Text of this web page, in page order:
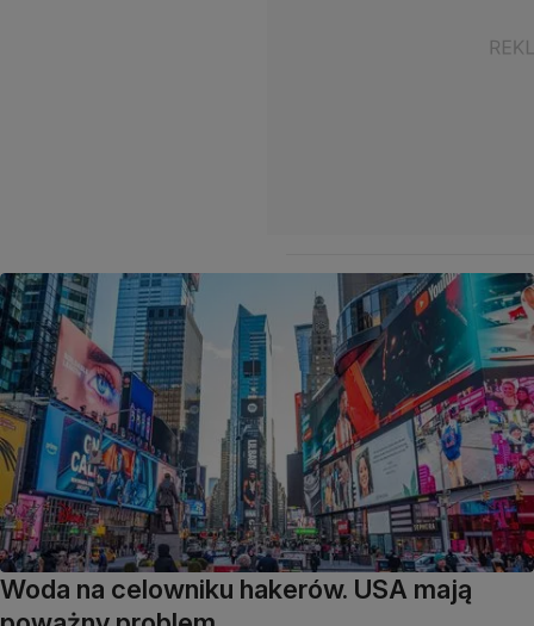
Woda na celowniku hakerów. USA mają